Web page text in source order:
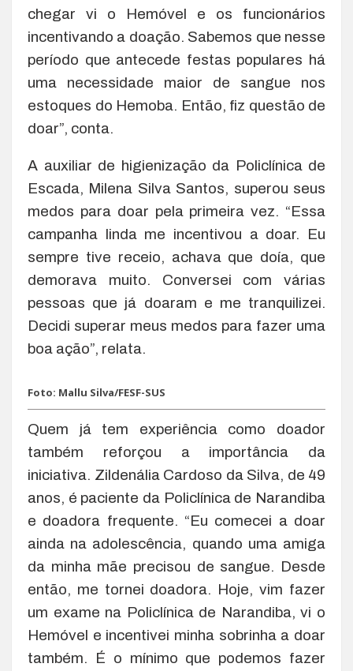
chegar vi o Hemóvel e os funcionários
incentivando a doação. Sabemos que nesse
período que antecede festas populares há
uma necessidade maior de sangue nos
estoques do Hemoba. Então, fiz questão de
doar”, conta.
A auxiliar de higienização da Policlínica de
Escada, Milena Silva Santos, superou seus
medos para doar pela primeira vez. “Essa
campanha linda me incentivou a doar. Eu
sempre tive receio, achava que doía, que
demorava muito. Conversei com várias
pessoas que já doaram e me tranquilizei.
Decidi superar meus medos para fazer uma
boa ação”, relata.
Foto: Mallu Silva/FESF-SUS
Quem já tem experiência como doador
também reforçou a importância da
iniciativa. Zildenália Cardoso da Silva, de 49
anos, é paciente da Policlínica de Narandiba
e doadora frequente. “Eu comecei a doar
ainda na adolescência, quando uma amiga
da minha mãe precisou de sangue. Desde
então, me tornei doadora. Hoje, vim fazer
um exame na Policlínica de Narandiba, vi o
Hemóvel e incentivei minha sobrinha a doar
também. É o mínimo que podemos fazer